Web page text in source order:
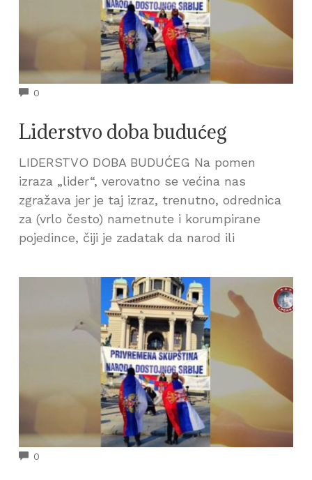
0
Liderstvo doba budućeg
LIDERSTVO DOBA BUDUĆEG Na pomen
izraza „lider“, verovatno se većina nas
zgražava jer je taj izraz, trenutno, odrednica
za (vrlo često) nametnute i korumpirane
pojedince, čiji je zadatak da narod ili
0